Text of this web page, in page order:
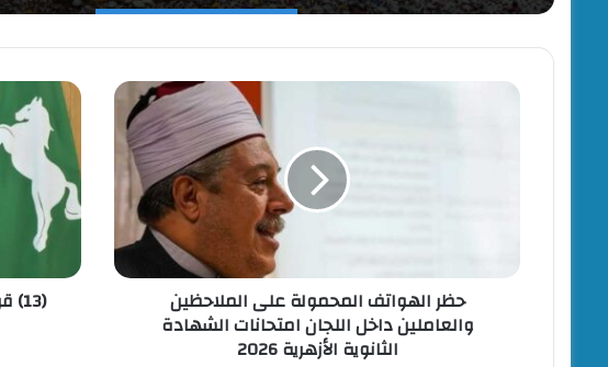
حظر
امتحانات
حظر الهواتف المحمولة على الملاحظين
والعاملين داخل اللجان امتحانات الشهادة
الثانوية الأزهرية 2026
(13)
قراراً
تأديبياً
بحق
من
العاملين
بالجهاز
الإداري
للدولة